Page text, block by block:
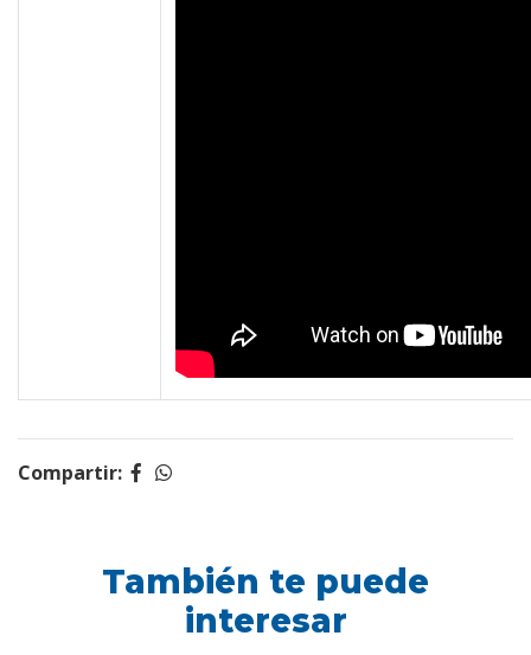
Compartir:
También te puede
interesar